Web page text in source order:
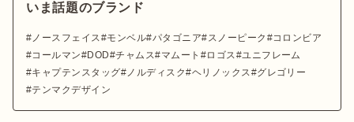
いま話題のブランド
ノースフェイス モンベル パタゴニア スノーピーク
コロンビア
コールマン
DOD チャムス マムート ロゴス
ユニフレーム
キャプテンスタッグ
ノルディスク ヘリノックス
グレゴリー
テンマクデザイン